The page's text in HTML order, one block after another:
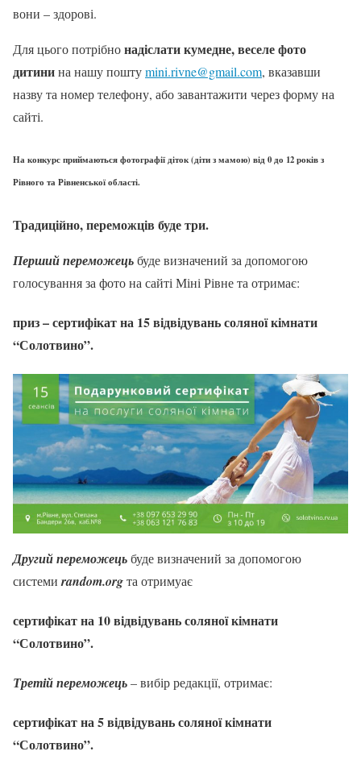
вони – здорові.
Для цього потрібнонадіслати кумедне, веселе фото
дитинина нашу поштуmini.rivne@gmail.com, вказавши
назву та номер телефону, або завантажити через форму на
сайті.
На конкурс приймаються фотографії діток (діти з мамою) від 0 до 12 років з
Рівного та Рівненської області.
Традиційно, переможців буде три.
Перший переможецьбуде визначений за допомогою
голосування за фото на сайті Міні Рівне та отримає:
приз – сертифікат на 15відвідувань соляної кімнати
“Солотвино”.
Другий переможецьбуде визначений за допомогою
системи random.orgта отримуає
сертифікат на 10відвідувань соляної кімнати
“Солотвино”.
Третій переможець– вибір редакції, отримає:
сертифікат на5відвідувань соляної кімнати
“Солотвино”.